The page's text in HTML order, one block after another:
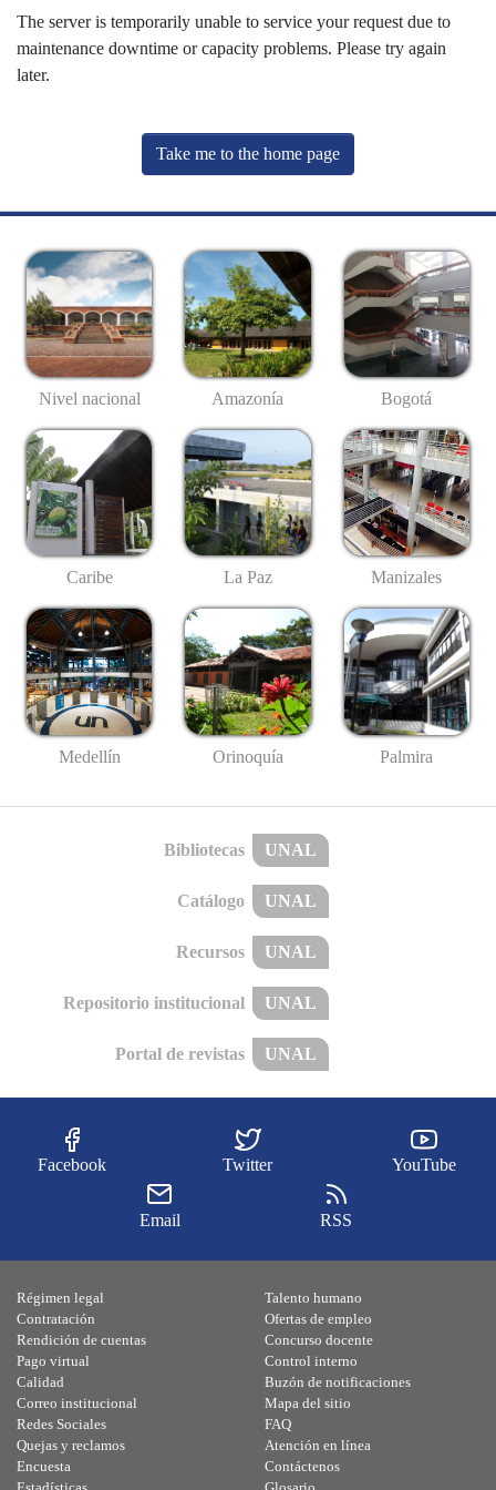
The server is temporarily unable to service your request due to
maintenance downtime or capacity problems. Please try again
later.
Take me to the home page
Nivel nacional Amazonía Bogotá
Caribe La Paz Manizales
Medellín Orinoquía Palmira
Bibliotecas UNAL
Catálogo UNAL
Recursos UNAL
Repositorio institucional UNAL
Portal de revistas UNAL
Facebook Twitter YouTube
Email RSS
Régimen legal
Contratación
Rendición de cuentas
Pago virtual
Calidad
Talento humano
Ofertas de empleo
Concurso docente
Control interno
Buzón de notificaciones
Correo institucional
Redes Sociales
Quejas y reclamos
Encuesta
Mapa del sitio
FAQ
Atención en línea
Contáctenos